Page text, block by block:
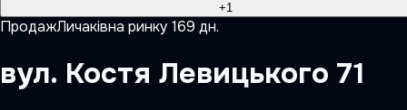
+1
ПродажЛичаківна ринку 169 дн.
вул. Костя Левицького 71